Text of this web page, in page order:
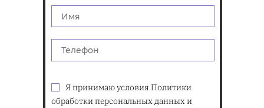
Я принимаю условия Политики
обработки персональных данных и